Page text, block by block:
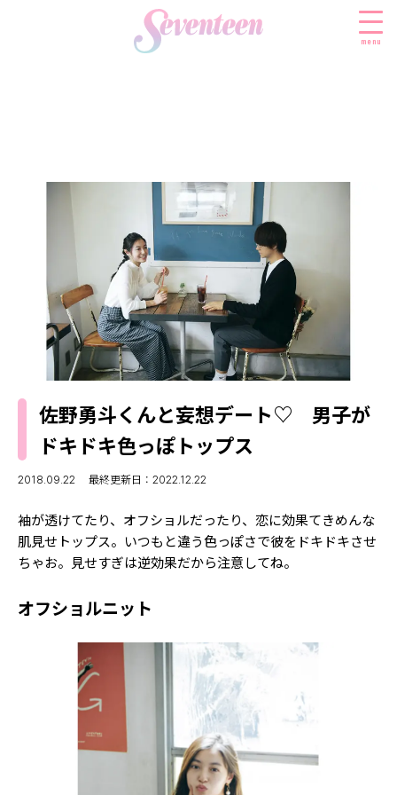
menu
FASHION
ファッションニュース
着痩せ
ビューティニュース
トレンドメイク
ベストコスメ
ヘアアレンジ・ヘアケア
スキンケア
ボディケア
スクールニュース
制服コーデ
学校ヘアメイク
勉強・受験・進路
ENTERTAINMENT
エンタメニュース
なにわ男子
K-POP
LIFESTYLE
ライフスタイルニュース
JKランキング・アワード
モデルの購入品
おでかけ
JK TREND
MODELS
MODEL'S BLOG
TikTok
Instagram
YouTube
ゲッターズ飯田
MISS SEVENTEEN
ミスセブンティーンニュース
MAGAZINE
バックナンバー
INFORMATION
Seventeen
佐野勇斗くんと妄想デート♡ 男子が
ドキドキ色っぽトップス
2018.09.22 最終更新日：2022.12.22
袖が透けてたり、オフショルだったり、恋に効果てきめんな
肌見せトップス。いつもと違う色っぽさで彼をドキドキさせ
ちゃお。見せすぎは逆効果だから注意してね。
オフショルニット